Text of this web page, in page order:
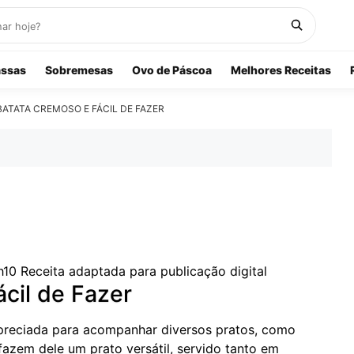
Sobremesas Ovo de Páscoa Melhores Receitas
CREMOSO E FÁCIL DE FAZER
Receita adaptada para publicação digital
de Fazer
para acompanhar diversos pratos, como
dele um prato versátil, servido tanto em